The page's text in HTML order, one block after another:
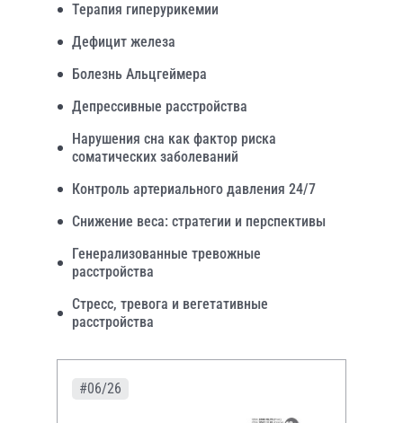
Терапия гиперурикемии
Дефицит железа
Болезнь Альцгеймера
Депрессивные расстройства
Нарушения сна как фактор риска
соматических заболеваний
Контроль артериального давления 24/7
Снижение веса: стратегии и перспективы
Генерализованные тревожные
расстройства
Стресс, тревога и вегетативные
расстройства
#06/26